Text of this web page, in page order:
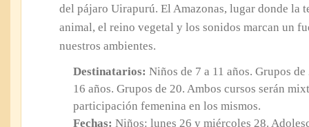
del pájaro Uirapurú. El Amazonas, lugar donde la
animal, el reino vegetal y los sonidos marcan un
nuestros ambientes.
Destinatarios: Niños de 7 a 11 años. Grupos
16 años. Grupos de 20. Ambos cursos serán
participación femenina en los mismos.
Fechas: Niños: lunes 26 y miércoles 28.